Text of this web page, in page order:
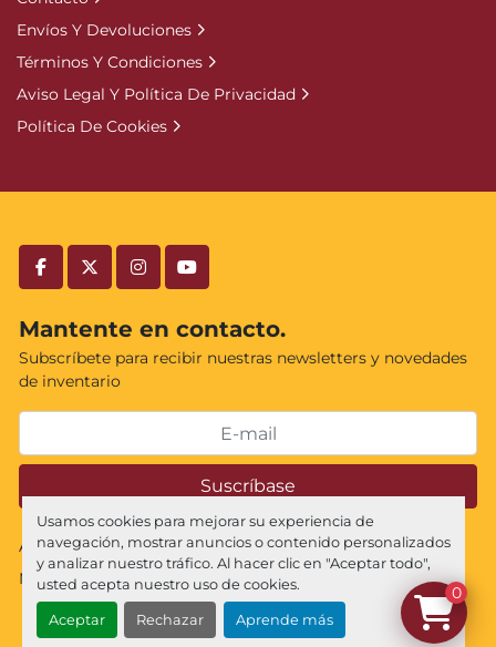
Usamos cookies para mejorar su experiencia de
navegación, mostrar anuncios o contenido personalizados
y analizar nuestro tráfico. Al hacer clic en "Aceptar todo",
usted acepta nuestro uso de cookies.
Aceptar Rechazar Aprende más
facebooktwitterinstagramyoutube
Mantente en contacto.
Subscríbete para recibir nuestras newsletters y novedades
de inventario
Suscríbase
Administrar cookies
Machinio Systemsitio web deMachinio
Envíos Y Devoluciones
Términos Y Condiciones
Aviso Legal Y Política De Privacidad
Política De Cookies
0